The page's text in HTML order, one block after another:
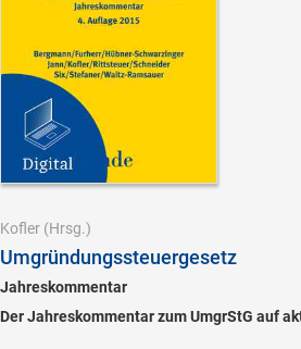
Kofler (Hrsg.)
Umgründungssteuergesetz
Jahreskommentar
Der Jahreskommentar zum UmgrStG auf